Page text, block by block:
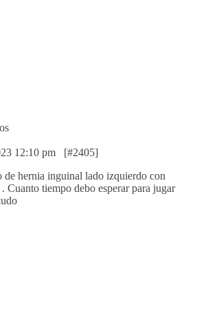
12:10 pm
[#2405]
de hernia inguinal lado izquierdo con
Cuanto tiempo debo esperar para jugar